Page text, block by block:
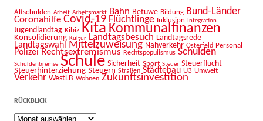
Altschulden Arbeit Arbeitsmarkt Bahn Betuwe Bildung Bund-Länder
Coronahilfe Covid-19 Flüchtlinge Inklusion Integration
Jugendlandtag Kibiz Kita Kommunalfinanzen
Konsolidierung Kultur Landtagsbesuch Landtagsrede
Landtagswahl Mittelzuweisung Nahverkehr Osterfeld Personal
Polizei Rechtsextremismus Rechtspopulismus Schulden
Schuldenbremse Schule Sicherheit Sport Steuer Steuerflucht
Steuerhinterziehung Steuern Straßen Städtebau U3 Umwelt
Verkehr WestLB Wohnen Zukunftsinvestition
RÜCKBLICK
Rückblick